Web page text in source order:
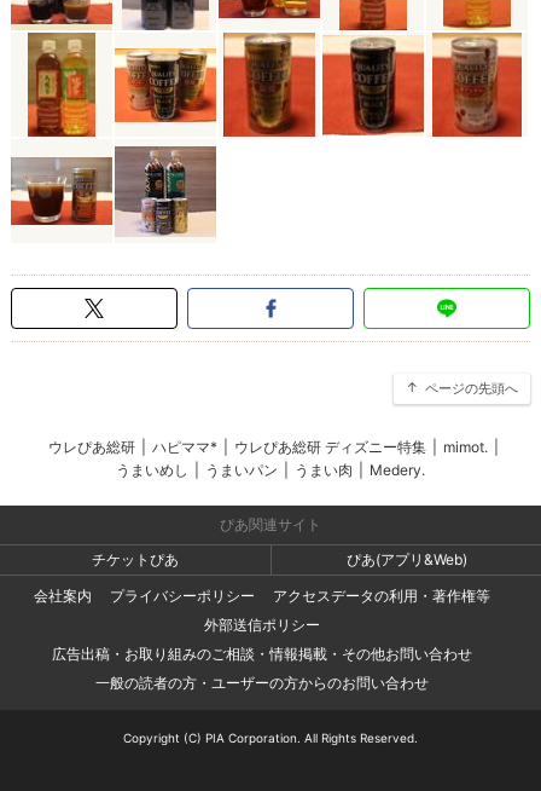
ページの先頭へ
ウレぴあ総研 ハピママ* ウレぴあ総研 ディズニー特集 mimot.
うまいめし
うまいパン うまい肉 Medery.
ぴあ関連サイト
チケットぴあ
ぴあ(アプリ&Web)
会社案内
プライバシーポリシー
アクセスデータの利用・著作権等
外部送信ポリシー
広告出稿・お取り組みのご相談・情報掲載・その他お問い合わせ
一般の読者の方・ユーザーの方からのお問い合わせ
Copyright (C) PIA Corporation. All Rights Reserved.